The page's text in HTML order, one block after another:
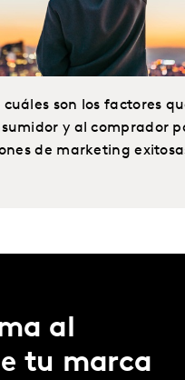
son los factores
y al comprador
de marketing
al
tu marca